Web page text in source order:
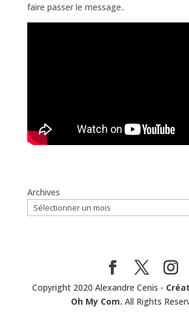
faire passer le message..
Archives
Copyright 2020 Alexandre Cenis -
Oh My Com. All Rights